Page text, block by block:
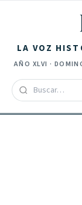
LA VOZ
AÑO XLVI ·